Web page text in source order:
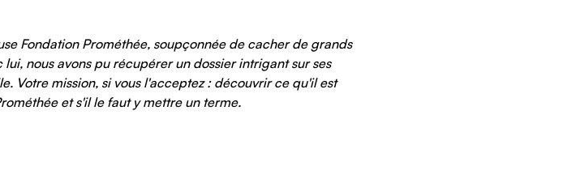
Fondation Prométhée, soupçonnée de cacher de grands
nous avons pu récupérer un dossier intrigant sur ses
Votre mission, si vous l'acceptez : découvrir ce qu'il est
et s'il le faut y mettre un terme.